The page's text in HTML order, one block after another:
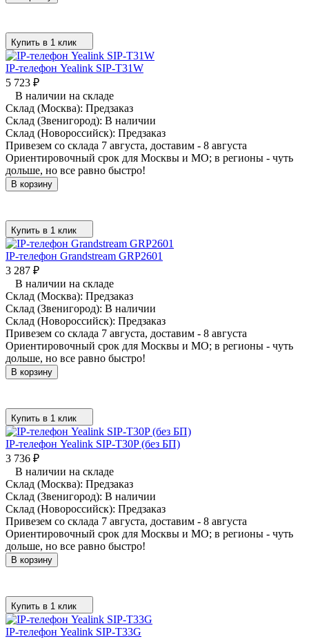
Купить в 1 клик
IP-телефон Yealink SIP-T31W
5 723 ₽
В наличии на складе
Склад (Москва): Предзаказ
Склад (Звенигород): В наличии
Склад (Новороссийск): Предзаказ
Привезем со склада 7 августа, доставим - 8 августа
Ориентировочный срок для Москвы и МО; в регионы - чуть
дольше, но все равно быстро!
В корзину
Купить в 1 клик
IP-телефон Grandstream GRP2601
3 287 ₽
В наличии на складе
Склад (Москва): Предзаказ
Склад (Звенигород): В наличии
Склад (Новороссийск): Предзаказ
Привезем со склада 7 августа, доставим - 8 августа
Ориентировочный срок для Москвы и МО; в регионы - чуть
дольше, но все равно быстро!
В корзину
Купить в 1 клик
IP-телефон Yealink SIP-T30P (без БП)
3 736 ₽
В наличии на складе
Склад (Москва): Предзаказ
Склад (Звенигород): В наличии
Склад (Новороссийск): Предзаказ
Привезем со склада 7 августа, доставим - 8 августа
Ориентировочный срок для Москвы и МО; в регионы - чуть
дольше, но все равно быстро!
В корзину
Купить в 1 клик
IP-телефон Yealink SIP-T33G